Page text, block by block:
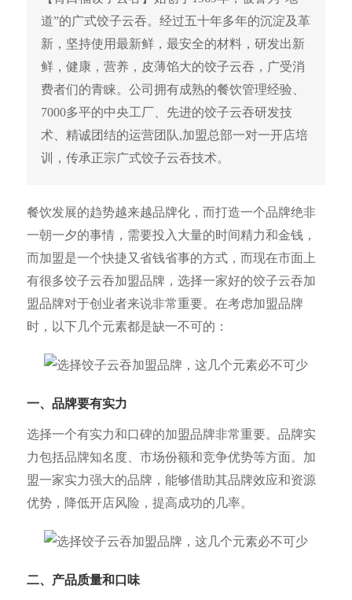
道”的广式饺子云吞。经过五十年多年的沉淀及革
新，坚持使用最新鲜，最安全的材料，研发出新
鲜，健康，营养，皮薄馅大的饺子云吞，广受消
费者们的青睐。公司拥有成熟的餐饮管理经验、
7000多平的中央工厂、先进的饺子云吞研发技
术、精诚团结的运营团队,加盟总部一对一开店培
训，传承正宗广式饺子云吞技术。
餐饮发展的趋势越来越品牌化，而打造一个品牌绝非
一朝一夕的事情，需要投入大量的时间精力和金钱，
而加盟是一个快捷又省钱省事的方式，而现在市面上
有很多饺子云吞加盟品牌，选择一家好的饺子云吞加
盟品牌对于创业者来说非常重要。在考虑加盟品牌
时，以下几个元素都是缺一不可的：
一、品牌要有实力
选择一个有实力和口碑的加盟品牌非常重要。品牌实
力包括品牌知名度、市场份额和竞争优势等方面。加
盟一家实力强大的品牌，能够借助其品牌效应和资源
优势，降低开店风险，提高成功的几率。
二、产品质量和口味